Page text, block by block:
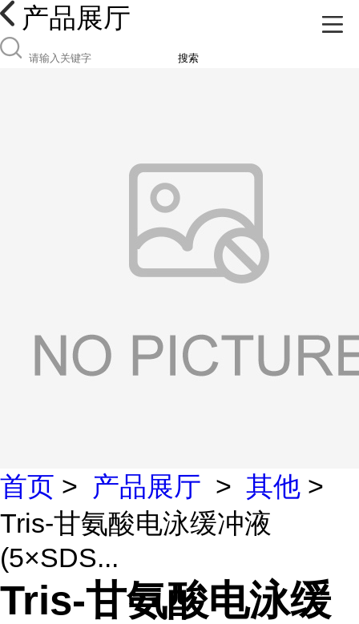
产品展厅
搜索
首页 > 产品展厅 > 其他 >
Tris-甘氨酸电泳缓冲液
(5×SDS...
Tris-甘氨酸电泳缓